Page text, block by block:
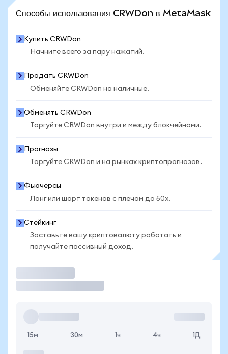
Способы использования CRWDon в MetaMask
Купить CRWDon
Начните всего за пару нажатий.
Продать CRWDon
Обменяйте CRWDon на наличные.
Обменять CRWDon
Торгуйте CRWDon внутри и между блокчейнами.
Прогнозы
Торгуйте CRWDon и на рынках криптопрогнозов.
Фьючерсы
Лонг или шорт токенов с плечом до 50x.
Стейкинг
Заставьте вашу криптовалюту работать и
получайте пассивный доход.
15м 30м 1ч 4ч 1Д